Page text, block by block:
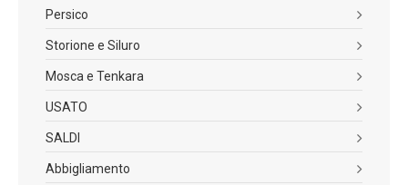
Persico
Storione e Siluro
Mosca e Tenkara
USATO
SALDI
Abbigliamento